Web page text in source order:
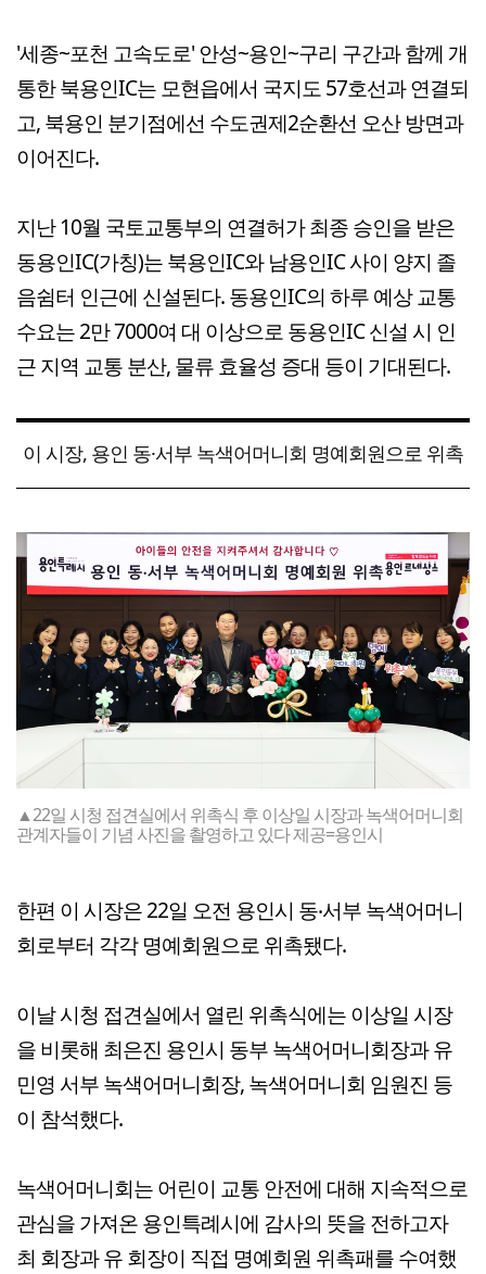
'세종~포천 고속도로' 안성~용인~구리 구간과 함께 개
통한 북용인IC는 모현읍에서 국지도 57호선과 연결되
고, 북용인 분기점에선 수도권제2순환선 오산 방면과
이어진다.
지난 10월 국토교통부의 연결허가 최종 승인을 받은
동용인IC(가칭)는 북용인IC와 남용인IC 사이 양지 졸
음쉼터 인근에 신설된다. 동용인IC의 하루 예상 교통
수요는 2만 7000여 대 이상으로 동용인IC 신설 시 인
근 지역 교통 분산, 물류 효율성 증대 등이 기대된다.
이 시장, 용인 동·서부 녹색어머니회 명예회원으로 위촉
▲22일 시청 접견실에서 위촉식 후 이상일 시장과 녹색어머니회
관계자들이 기념 사진을 촬영하고 있다 제공=용인시
한편 이 시장은 22일 오전 용인시 동‧서부 녹색어머니
회로부터 각각 명예회원으로 위촉됐다.
이날 시청 접견실에서 열린 위촉식에는 이상일 시장
을 비롯해 최은진 용인시 동부 녹색어머니회장과 유
민영 서부 녹색어머니회장, 녹색어머니회 임원진 등
이 참석했다.
녹색어머니회는 어린이 교통 안전에 대해 지속적으로
관심을 가져온 용인특례시에 감사의 뜻을 전하고자
최 회장과 유 회장이 직접 명예회원 위촉패를 수여했